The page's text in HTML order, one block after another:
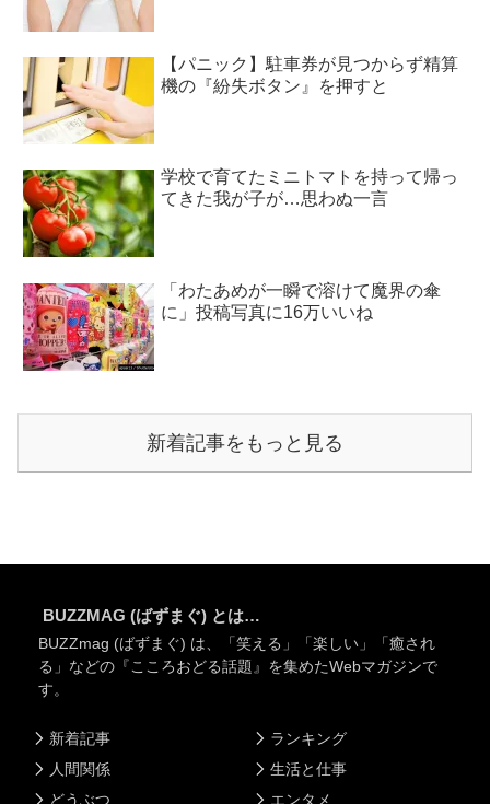
【パニック】駐車券が見つからず精算
機の『紛失ボタン』を押すと
学校で育てたミニトマトを持って帰っ
てきた我が子が…思わぬ一言
「わたあめが一瞬で溶けて魔界の傘
に」投稿写真に16万いいね
新着記事をもっと見る
BUZZMAG (ばずまぐ) とは…
BUZZmag (ばずまぐ) は、「笑える」「楽しい」「癒され
る」などの『こころおどる話題』を集めたWebマガジンで
す。
新着記事
人間関係
どうぶつ
ランキング
生活と仕事
エンタメ